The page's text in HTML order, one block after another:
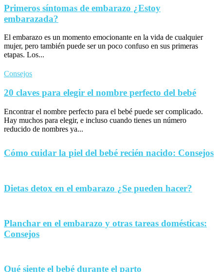
Primeros síntomas de embarazo ¿Estoy
embarazada?
El embarazo es un momento emocionante en la vida de cualquier
mujer, pero también puede ser un poco confuso en sus primeras
etapas. Los...
Consejos
20 claves para elegir el nombre perfecto del bebé
Encontrar el nombre perfecto para el bebé puede ser complicado.
Hay muchos para elegir, e incluso cuando tienes un número
reducido de nombres ya...
Cómo cuidar la piel del bebé recién nacido: Consejos
Dietas detox en el embarazo ¿Se pueden hacer?
Planchar en el embarazo y otras tareas domésticas:
Consejos
Qué siente el bebé durante el parto